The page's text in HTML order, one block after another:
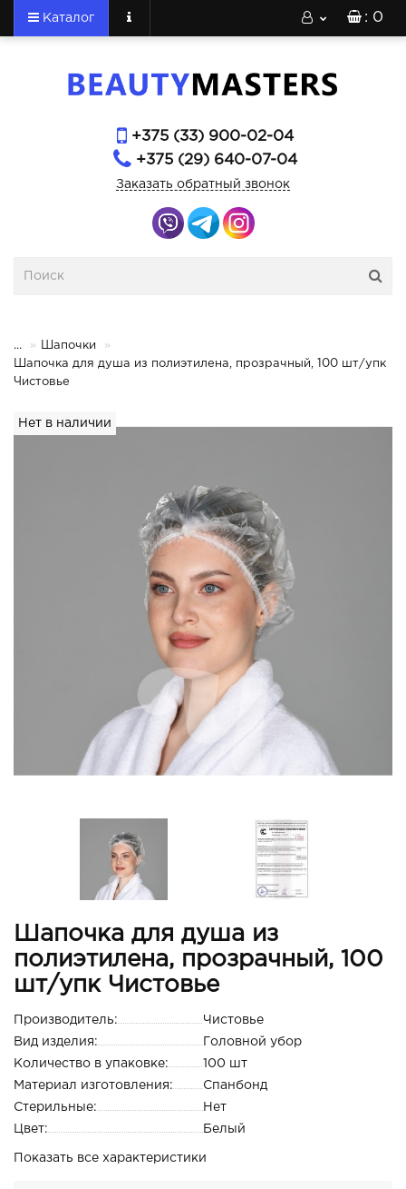
: 0
Каталог
+375 (33) 900-02-04
+375 (29) 640-07-04
Заказать обратный звонок
...
Шапочки
Шапочка для душа из полиэтилена, прозрачный, 100 шт/упк
Чистовье
Нет в наличии
Шапочка для душа из
полиэтилена, прозрачный, 100
шт/упк Чистовье
Производитель:
Чистовье
Вид изделия:
Головной убор
Количество в упаковке:
100 шт
Материал изготовления:
Спанбонд
Стерильные:
Нет
Цвет:
Белый
Показать все характеристики